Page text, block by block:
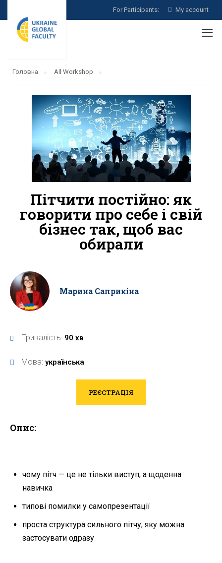
For Participants: My account
Головна All Workshop
Пітчити постійно: як
говорити про себе і свій
бізнес так, щоб вас
обирали
Марина Саприкіна
Тривалість: 90 хв
Мова: українська
РЕЄСТРАЦІЯ
Опис:
чому пітч — це не тільки виступ, а щоденна
навичка
типові помилки у самопрезентації
проста структура сильного пітчу, яку можна
застосувати одразу